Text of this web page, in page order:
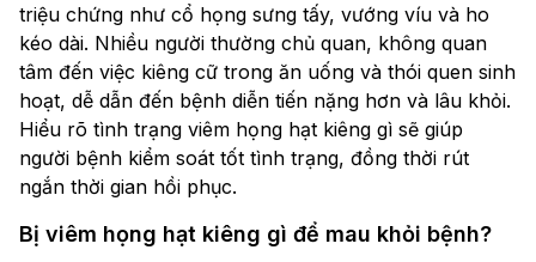
triệu chứng như cổ họng sưng tấy, vướng víu và ho
kéo dài. Nhiều người thường chủ quan, không quan
tâm đến việc kiêng cữ trong ăn uống và thói quen sinh
hoạt, dễ dẫn đến bệnh diễn tiến nặng hơn và lâu khỏi.
Hiểu rõ tình trạng viêm họng hạt kiêng gì sẽ giúp
người bệnh kiểm soát tốt tình trạng, đồng thời rút
ngắn thời gian hồi phục.
Bị viêm họng hạt kiêng gì để mau khỏi bệnh?